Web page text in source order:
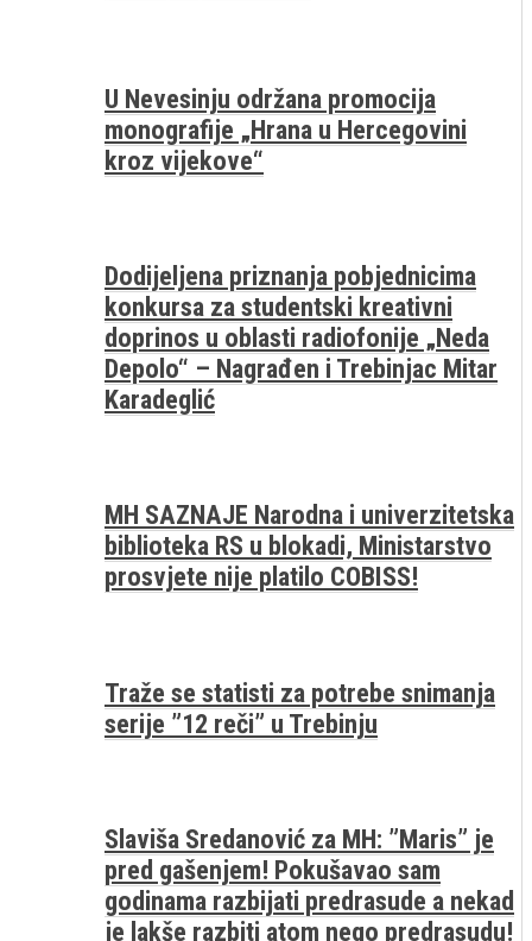
U Nevesinju održana promocija
monografije „Hrana u Hercegovini
kroz vijekove“
Dodijeljena priznanja pobjednicima
konkursa za studentski kreativni
doprinos u oblasti radiofonije „Neda
Depolo“ – Nagrađen i Trebinjac Mitar
Karadeglić
MH SAZNAJE Narodna i univerzitetska
biblioteka RS u blokadi, Ministarstvo
prosvjete nije platilo COBISS!
Traže se statisti za potrebe snimanja
serije ”12 reči” u Trebinju
Slaviša Sredanović za MH: ”Maris” je
pred gašenjem! Pokušavao sam
godinama razbijati predrasude a nekad
je lakše razbiti atom nego predrasudu!